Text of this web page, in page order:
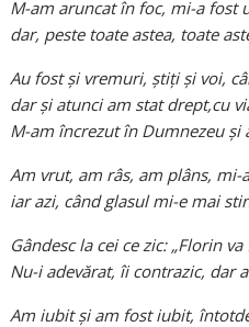
M-am aruncat în foc, mi-a fost
dar, peste toate astea, toate
Au fost și vremuri, știți și voi,
dar și atunci am stat drept,cu
M-am încrezut în Dumnezeu și
Am vrut, am râs, am plâns,
iar azi, când glasul mi-e mai
Gândesc la cei ce zic: „Florin
Nu-i adevărat, îi contrazic, dar
Am iubit și am fost iubit,